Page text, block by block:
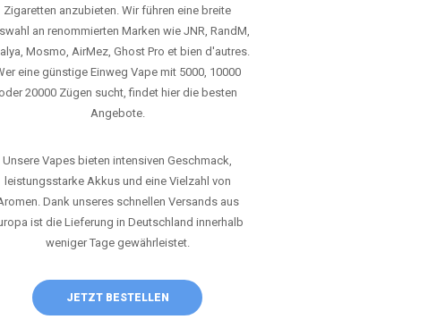
Zigaretten anzubieten. Wir führen eine breite
an renommierten Marken wie JNR, RandM,
Mosmo, AirMez, Ghost Pro et bien d'autres.
eine günstige Einweg Vape mit 5000, 10000
oder 20000 Zügen sucht, findet hier die besten
Angebote.
Unsere Vapes bieten intensiven Geschmack,
leistungsstarke Akkus und eine Vielzahl von
Dank unseres schnellen Versands aus
ist die Lieferung in Deutschland innerhalb
weniger Tage gewährleistet.
JETZT BESTELLEN